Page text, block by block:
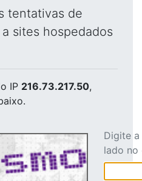
tentativas de
sites hospedados
IP 216.73.217.50,
Digite
lado no